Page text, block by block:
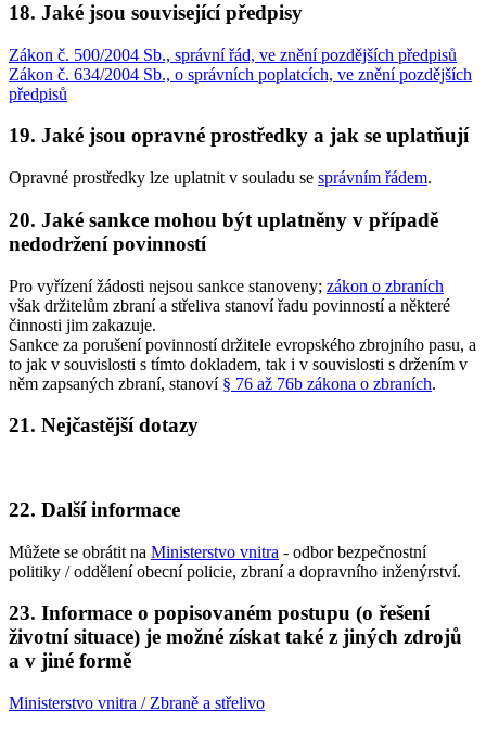
18. Jaké jsou související předpisy
Zákon č. 500/2004 Sb., správní řád, ve znění pozdějších předpisů
Zákon č. 634/2004 Sb., o správních poplatcích, ve znění pozdějších
předpisů
19. Jaké jsou opravné prostředky a jak se uplatňují
Opravné prostředky lze uplatnit v souladu se správním řádem.
20. Jaké sankce mohou být uplatněny v případě
nedodržení povinností
Pro vyřízení žádosti nejsou sankce stanoveny; zákon o zbraních
však držitelům zbraní a střeliva stanoví řadu povinností a některé
činnosti jim zakazuje.
Sankce za porušení povinností držitele evropského zbrojního pasu, a
to jak v souvislosti s tímto dokladem, tak i v souvislosti s držením v
něm zapsaných zbraní, stanoví § 76 až 76b zákona o zbraních.
21. Nejčastější dotazy
22. Další informace
Můžete se obrátit na Ministerstvo vnitra - odbor bezpečnostní
politiky / oddělení obecní policie, zbraní a dopravního inženýrství.
23. Informace o popisovaném postupu (o řešení
životní situace) je možné získat také z jiných zdrojů
a v jiné formě
Ministerstvo vnitra / Zbraně a střelivo